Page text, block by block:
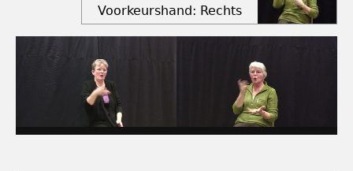
Voorkeurshand: Rechts